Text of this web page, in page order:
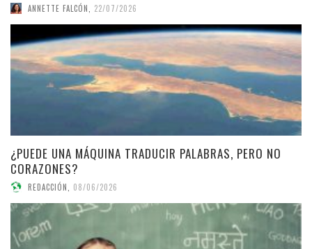
ANNETTE FALCÓN, 22/07/2026
¿PUEDE UNA MÁQUINA TRADUCIR PALABRAS, PERO NO
CORAZONES?
REDACCIÓN 08/06/2026